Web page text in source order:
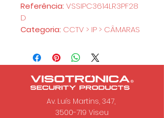
Referência: VSSIPC3614LR3PF28
D
Categoria: CCTV > IP > CÂMARAS
Av. Luís Martins, 347,
3500-719 Viseu